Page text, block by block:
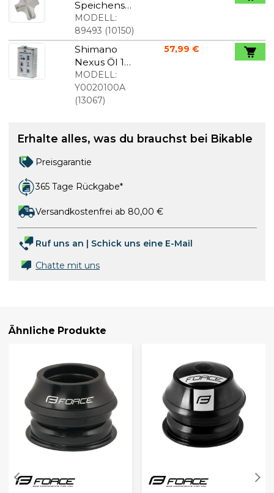
Speichensc
hlüssel 3,2 /
3,3 3,4 3,9
mm
MODELL:
89493 (10150)
Shimano
Nexus Öl 1
Liter
MODELL:
Y0020100A
(13067)
57,99 €
Erhalte alles, was du brauchst bei Bikable
Preisgarantie
365 Tage Rückgabe*
Versandkostenfrei ab 80,00 €
Ruf uns an | Schick uns eine E-Mail
Chatte mit uns
Ähnliche Produkte